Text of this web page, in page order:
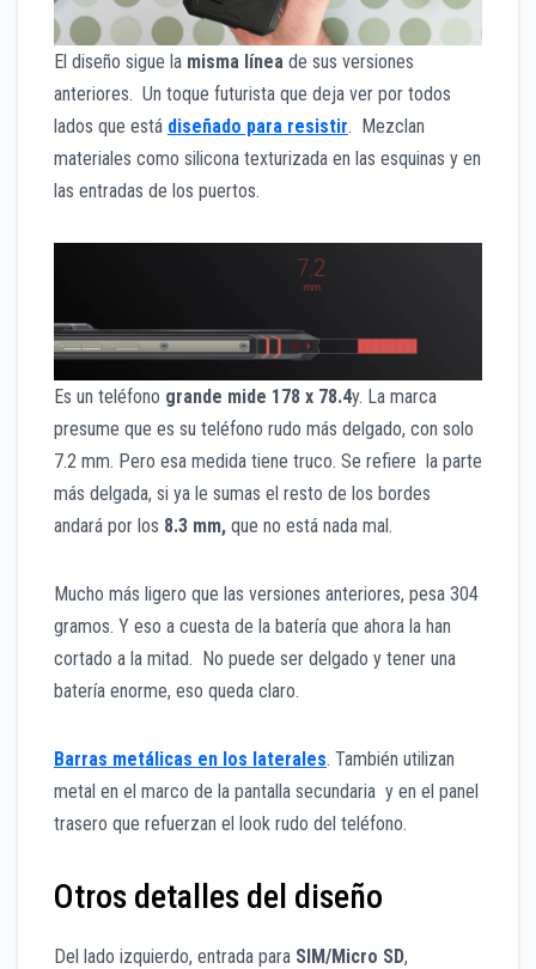
El diseño sigue la misma línea de sus versiones
anteriores. Un toque futurista que deja ver por todos
lados que está diseñado para resistir. Mezclan
materiales como silicona texturizada en las esquinas y en
las entradas de los puertos.
Es un teléfono grande mide 178 x 78.4y. La marca
presume que es su teléfono rudo más delgado, con solo
7.2 mm. Pero esa medida tiene truco. Se refiere la parte
más delgada, si ya le sumas el resto de los bordes
andará por los 8.3 mm, que no está nada mal.
Mucho más ligero que las versiones anteriores, pesa 304
gramos. Y eso a cuesta de la batería que ahora la han
cortado a la mitad. No puede ser delgado y tener una
batería enorme, eso queda claro.
Barras metálicas en los laterales. También utilizan
metal en el marco de la pantalla secundaria y en el panel
trasero que refuerzan el look rudo del teléfono.
Otros detalles del diseño
Del lado izquierdo, entrada para SIM/Micro SD,